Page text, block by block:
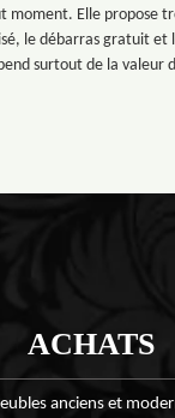
moment. Elle propose
le débarras gratuit et
surtout de la valeur
ACHATS
anciens et